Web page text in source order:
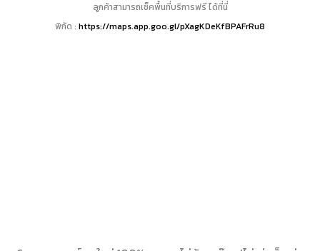
ลูกค้าสามารถเช็คพื้นที่บริการฟรี ได้ที่นี่
พิกัด : https://maps.app.goo.gl/pXagKDeKfBPAFrRu8